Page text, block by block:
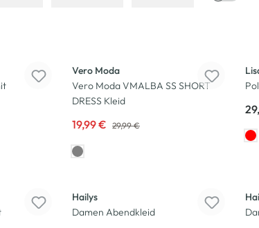
Vero Moda
Vero Moda VMALBA SS SHORT
DRESS Kleid
19,99 € 29,99 €
Hailys
Damen Abendkleid